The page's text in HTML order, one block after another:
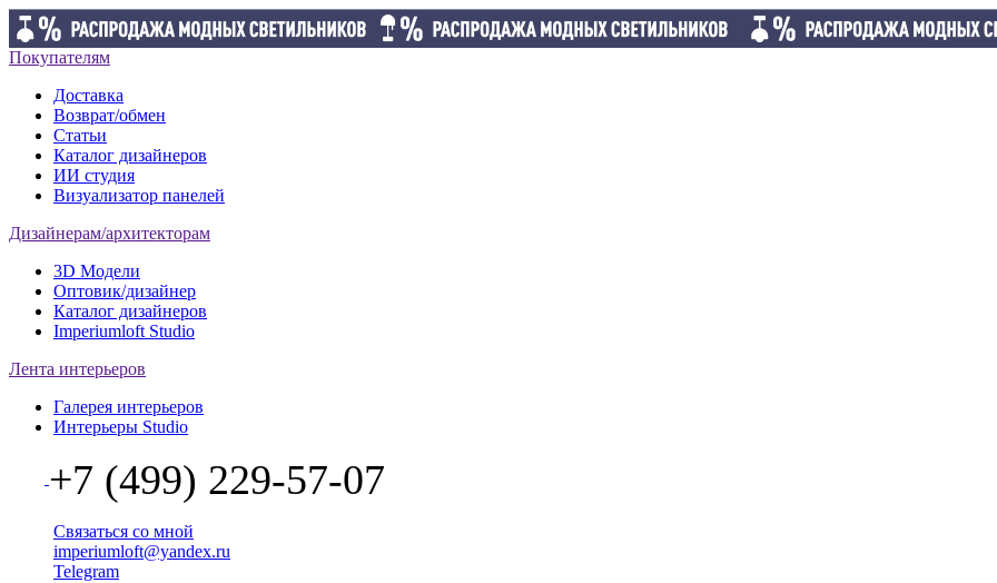
Покупателям
Доставка
Возврат/обмен
Статьи
Каталог дизайнеров
ИИ студия
Визуализатор панелей
Дизайнерам/архитекторам
3D Модели
Оптовик/дизайнер
Каталог дизайнеров
Imperiumloft Studio
Лента интерьеров
Галерея интерьеров
Интерьеры Studio
+7 (499) 229-57-07
Связаться со мной
imperiumloft@yandex.ru
Telegram